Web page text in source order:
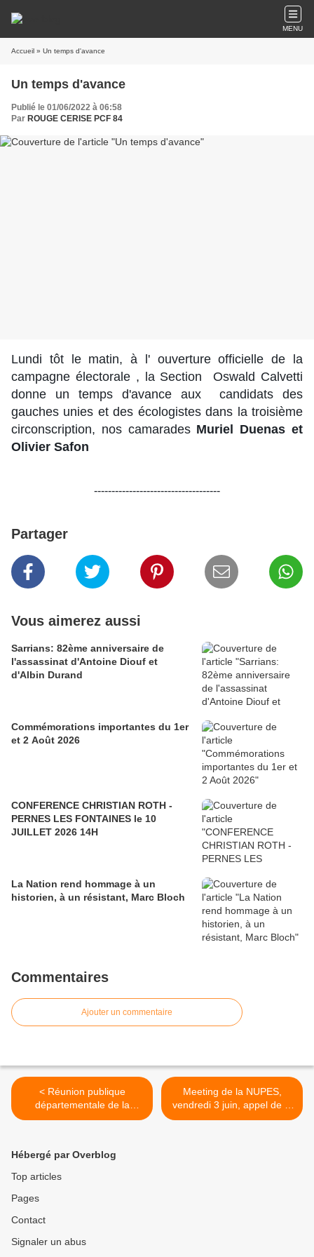
MENU
Accueil » Un temps d'avance
Un temps d'avance
Publié le 01/06/2022 à 06:58
Par ROUGE CERISE PCF 84
Lundi tôt le matin, à l' ouverture officielle de la
campagne électorale , la Section Oswald Calvetti
donne un temps d'avance aux candidats des
gauches unies et des écologistes dans la troisième
circonscription, nos camarades Muriel Duenas et
Olivier Safon
------------------------------------
Partager
Vous aimerez aussi
Sarrians: 82ème anniversaire de
l'assassinat d'Antoine Diouf et
d'Albin Durand
Commémorations importantes du 1er
et 2 Août 2026
CONFERENCE CHRISTIAN ROTH -
PERNES LES FONTAINES le 10
JUILLET 2026 14H
La Nation rend hommage à un
historien, à un résistant, Marc Bloch
Commentaires
Ajouter un commentaire
< Réunion publique
départementale de la
NUPES vendredi 3 juin à
Meeting de la NUPES,
vendredi 3 juin, appel de la
section Oswald Calvetti >
Hébergé par Overblog
Top articles
Pages
Contact
Signaler un abus